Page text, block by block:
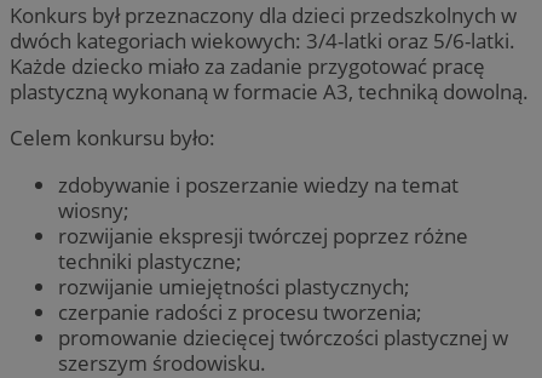
Konkurs był przeznaczony dla dzieci przedszkolnych w
dwóch kategoriach wiekowych: 3/4-latki oraz 5/6-latki.
Każde dziecko miało za zadanie przygotować pracę
plastyczną wykonaną w formacie A3, techniką dowolną.
Celem konkursu było:
zdobywanie i poszerzanie wiedzy na temat
wiosny;
rozwijanie ekspresji twórczej poprzez różne
techniki plastyczne;
rozwijanie umiejętności plastycznych;
czerpanie radości z procesu tworzenia;
promowanie dziecięcej twórczości plastycznej w
szerszym środowisku.